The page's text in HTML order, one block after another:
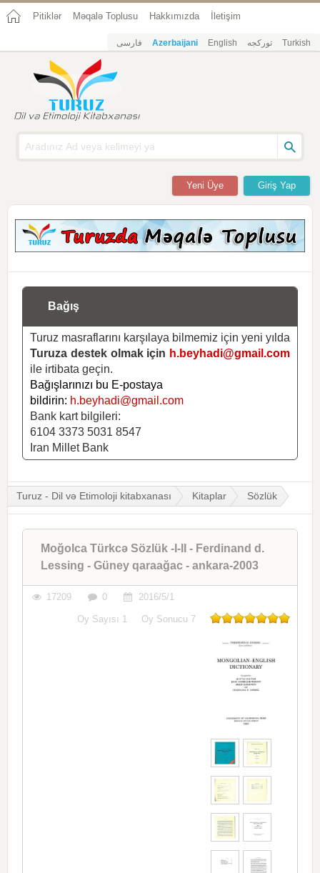
Pitiklər Məqalə Toplusu Hakkımızda İletişim
فارسی Azerbaijani English تورکجه Turkish
Giriş Yap
Yeni Üye
Bağış
Turuz masraflarını karşılaya bilmemiz için yeni yılda
Turuza destek olmak için h.beyhadi@gmail.com
ile irtibata geçin.
Bağışlarınızı bu E-postaya
bildirin: h.beyhadi@gmail.com
Bank kart bilgileri:
6104 3373 5031 8547
Iran Millet Bank
Turuz - Dil və Etimoloji kitabxanası Kitaplar Sözlük
Moğolca Türkcə Sözlük -I-II - Ferdinand d.
Lessing - Güney qaraağac - ankara-2003
17209 0 2016/5/1
Oy Sayısı 1 Oy Sonucu 7